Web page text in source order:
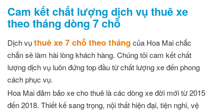
Cam kết chất lượng dịch vụ thuê xe
theo tháng dòng 7 chỗ
Dịch vụthuê xe 7 chỗ theo tháng của Hoa Mai chắc
chắn sẽ làm hài lòng khách hàng. Chúng tôi cam kết chất
lượng dịch vụ luôn đứng top đầu từ chất lượng xe đến phong
cách phục vụ.
Hoa Mai đảm bảo xe cho thuê là các dòng xe đời mới từ 2015
đến 2018. Thiết kế sang trọng, nội thất hiện đại, tiện nghi, vệ